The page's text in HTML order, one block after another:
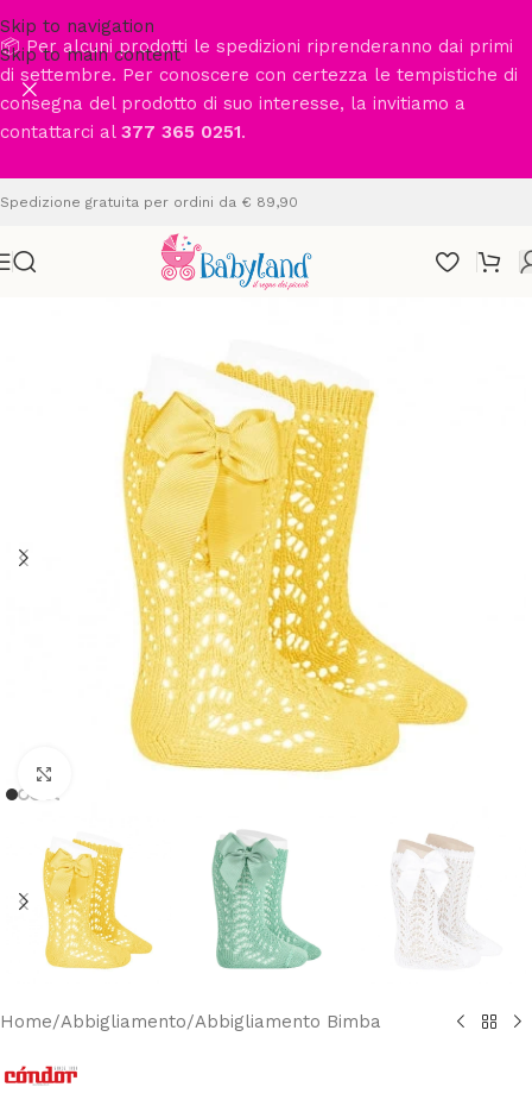
Skip to navigation
Skip to main content
📦 Per alcuni prodotti le spedizioni riprenderanno dai primi
di settembre. Per conoscere con certezza le tempistiche di
consegna del prodotto di suo interesse, la invitiamo a
contattarci al 377 365 0251.
Spedizione gratuita per ordini da € 89,90
Clicca per ingrandire
Home/Abbigliamento/Abbigliamento Bimba